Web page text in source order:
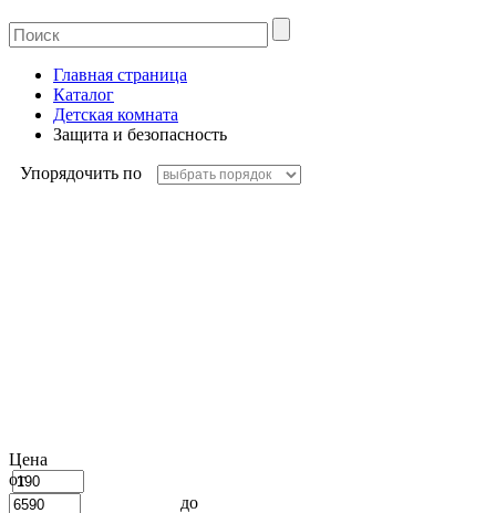
Главная страница
Каталог
Детская комната
Защита и безопасность
Упорядочить по
Цена
от
до